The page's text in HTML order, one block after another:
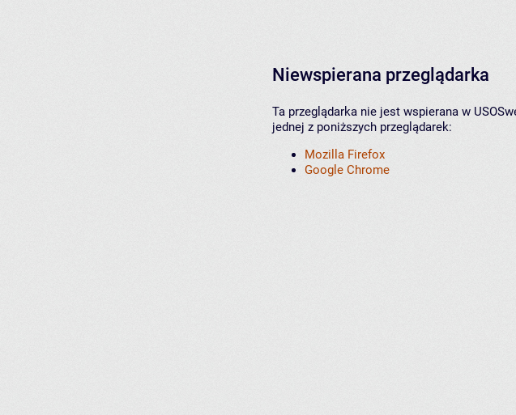
Niewspierana przeglądarka
Ta przeglądarka nie jest wspierana w
jednej z poniższych przeglądarek:
Mozilla Firefox
Google Chrome